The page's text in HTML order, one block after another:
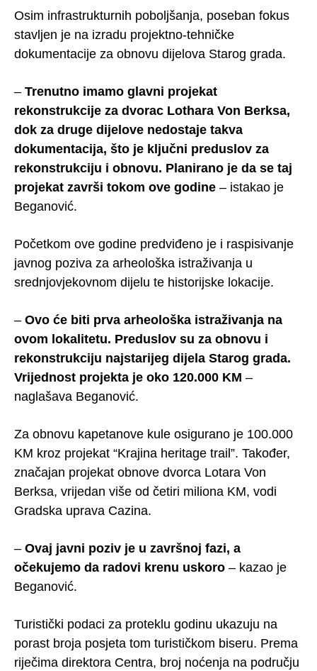
Osim infrastrukturnih poboljšanja, poseban fokus
stavljen je na izradu projektno-tehničke
dokumentacije za obnovu dijelova Starog grada.
– Trenutno imamo glavni projekat
rekonstrukcije za dvorac Lothara Von Berksa,
dok za druge dijelove nedostaje takva
dokumentacija, što je ključni preduslov za
rekonstrukciju i obnovu. Planirano je da se taj
projekat završi tokom ove godine – istakao je
Beganović.
Početkom ove godine predviđeno je i raspisivanje
javnog poziva za arheološka istraživanja u
srednjovjekovnom dijelu te historijske lokacije.
– Ovo će biti prva arheološka istraživanja na
ovom lokalitetu. Preduslov su za obnovu i
rekonstrukciju najstarijeg dijela Starog grada.
Vrijednost projekta je oko 120.000 KM –
naglašava Beganović.
Za obnovu kapetanove kule osigurano je 100.000
KM kroz projekat “Krajina heritage trail”. Također,
značajan projekat obnove dvorca Lotara Von
Berksa, vrijedan više od četiri miliona KM, vodi
Gradska uprava Cazina.
– Ovaj javni poziv je u završnoj fazi, a
očekujemo da radovi krenu uskoro – kazao je
Beganović.
Turistički podaci za proteklu godinu ukazuju na
porast broja posjeta tom turističkom biseru. Prema
riječima direktora Centra, broj noćenja na području